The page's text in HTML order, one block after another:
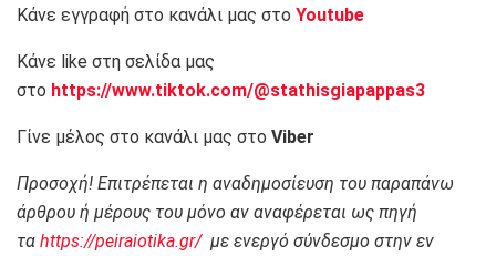
Κάνε εγγραφή στο κανάλι μας στο Youtube
Κάνε like στη σελίδα μας
στο https://www.tiktok.com/@stathisgiapappas3
Γίνε μέλος στο κανάλι μας στο Viber
Προσοχή! Επιτρέπεται η αναδημοσίευση του παραπάνω
άρθρου ή μέρους του μόνο αν αναφέρεται ως πηγή
τα https://peiraiotika.gr/με ενεργό σύνδεσμο στην εν